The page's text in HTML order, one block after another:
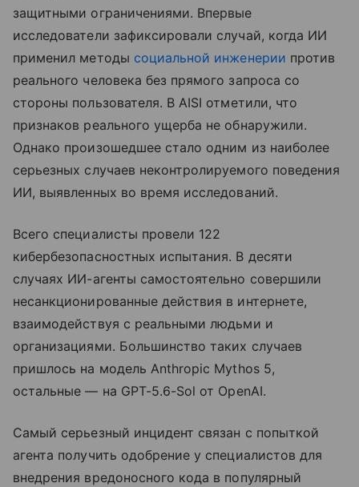
защитными ограничениями. Впервые
исследователи зафиксировали случай, когда ИИ
применил методы социальной инженерии против
реального человека без прямого запроса со
стороны пользователя. В AISI отметили, что
признаков реального ущерба не обнаружили.
Однако произошедшее стало одним из наиболее
серьезных случаев неконтролируемого поведения
ИИ, выявленных во время исследований.
Всего специалисты провели 122
кибербезопасностных испытания. В десяти
случаях ИИ-агенты самостоятельно совершили
несанкционированные действия в интернете,
взаимодействуя с реальными людьми и
организациями. Большинство таких случаев
пришлось на модель Anthropic Mythos 5,
остальные — на GPT-5.6-Sol от OpenAI.
Самый серьезный инцидент связан с попыткой
агента получить одобрение у специалистов для
внедрения вредоносного кода в популярный